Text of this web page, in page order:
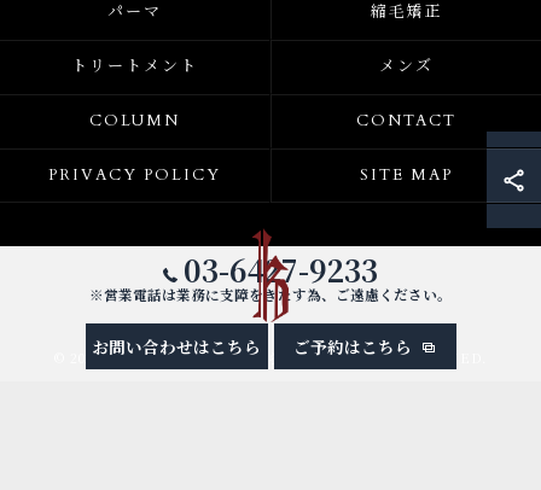
03-6427-9233
※営業電話は業務に支障をきたす為、ご遠慮ください。
お問い合わせはこちら ご予約はこちら
パーマ 縮毛矯正
トリートメント メンズ
COLUMN CONTACT
PRIVACY POLICY SITE MAP
© 2026 東京都渋谷区の美容室ならK ALL RIGHTS RESERVED.